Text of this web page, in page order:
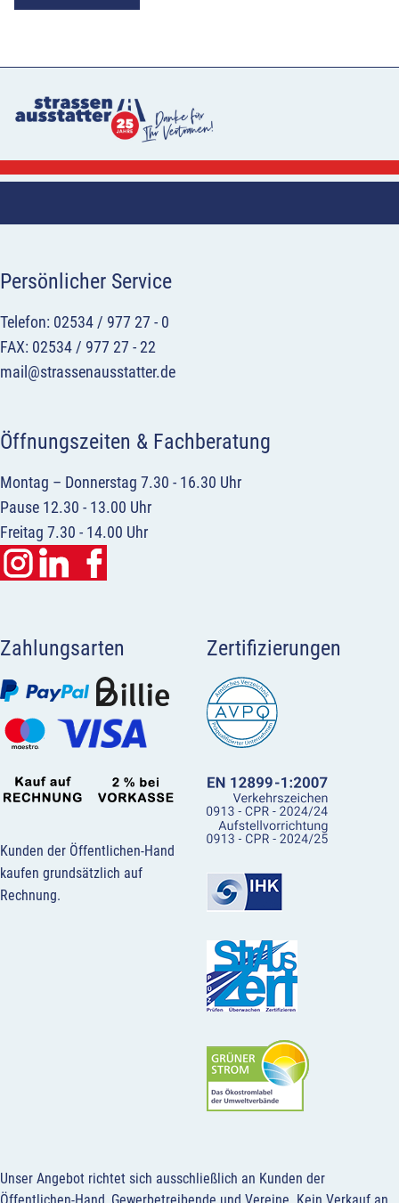
Persönlicher Service
Telefon: 02534 / 977 27 - 0
FAX: 02534 / 977 27 - 22
mail@strassenausstatter.de
Öffnungszeiten & Fachberatung
Montag – Donnerstag 7.30 - 16.30 Uhr
Pause 12.30 - 13.00 Uhr
Freitag 7.30 - 14.00 Uhr
Zahlungsarten
Kunden der Öffentlichen-Hand
kaufen grundsätzlich auf
Rechnung.
Zertifizierungen
Unser Angebot richtet sich ausschließlich an Kunden der